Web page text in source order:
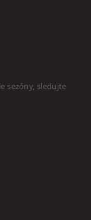
sezóny, sledujte